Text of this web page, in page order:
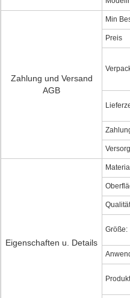
Zahlung und Versand
AGB
Min
Preis
Eigenschaften u. Details
Größe: